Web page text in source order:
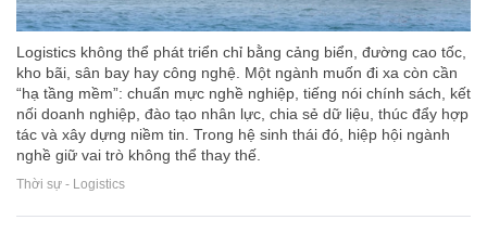
Logistics không thể phát triển chỉ bằng cảng biển, đường cao tốc,
kho bãi, sân bay hay công nghệ. Một ngành muốn đi xa còn cần
“hạ tầng mềm”: chuẩn mực nghề nghiệp, tiếng nói chính sách, kết
nối doanh nghiệp, đào tạo nhân lực, chia sẻ dữ liệu, thúc đẩy hợp
tác và xây dựng niềm tin. Trong hệ sinh thái đó, hiệp hội ngành
nghề giữ vai trò không thể thay thế.
Thời sự - Logistics